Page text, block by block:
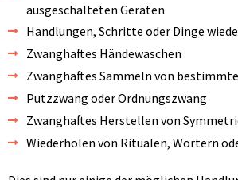
ausgeschalteten Geräten
Handlungen, Schritte oder Dinge
Zwanghaftes Händewaschen
Zwanghaftes Sammeln von
Putzzwang oder Ordnungszwang
Zwanghaftes Herstellen von
Wiederholen von Ritualen, Wörtern